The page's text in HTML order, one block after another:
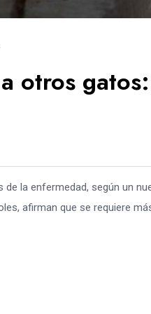
otros gatos:
la enfermedad, según un
afirman que se requiere